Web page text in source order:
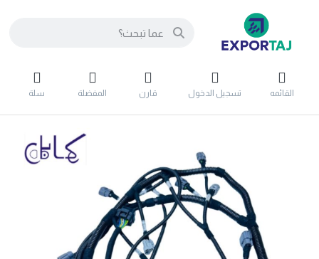
القائمه تسجيل الدخول قارن المفضلة سلة